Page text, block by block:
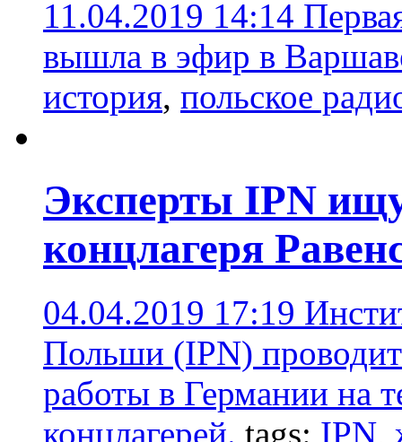
11.04.2019 14:14
вышла в эфир в
история, польское
Эксперты IPN
концлагеря
04.04.2019 17:19
Польши (IPN) проводит
работы в Германии на
концлагерей. tags: IPN,